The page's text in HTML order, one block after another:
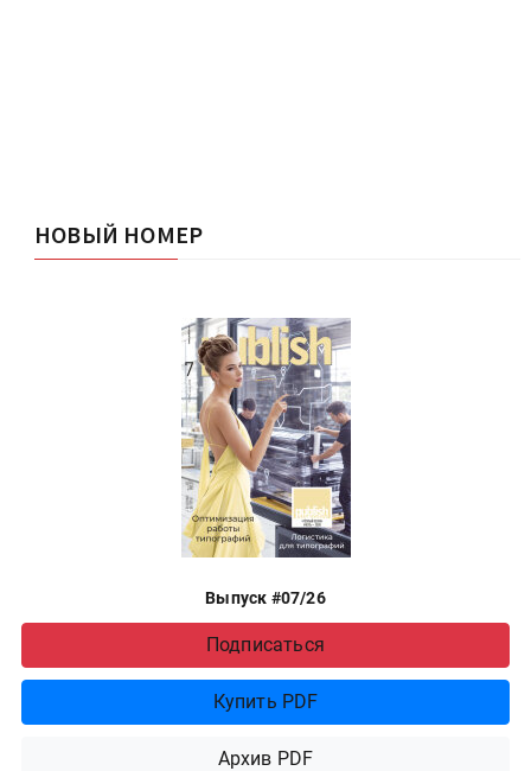
НОВЫЙ НОМЕР
Выпуск #07/26
Подписаться
Купить PDF
Архив PDF